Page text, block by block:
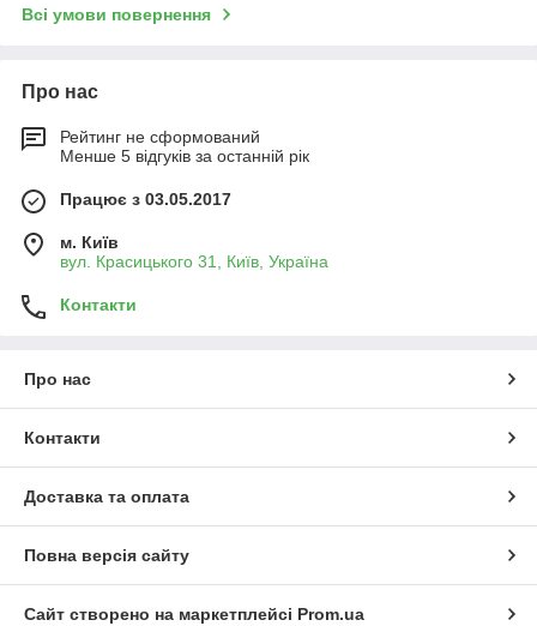
Всі умови повернення
Про нас
Рейтинг не сформований
Менше 5 відгуків за останній рік
Працює з 03.05.2017
м. Київ
вул. Красицького 31, Київ, Україна
Контакти
Про нас
Контакти
Доставка та оплата
Повна версія сайту
Сайт створено на маркетплейсі Prom.ua